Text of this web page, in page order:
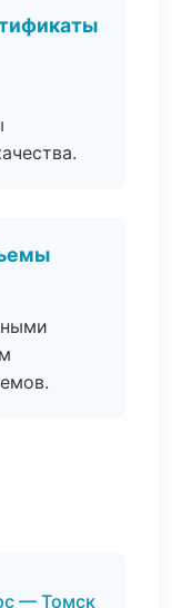
— Томск